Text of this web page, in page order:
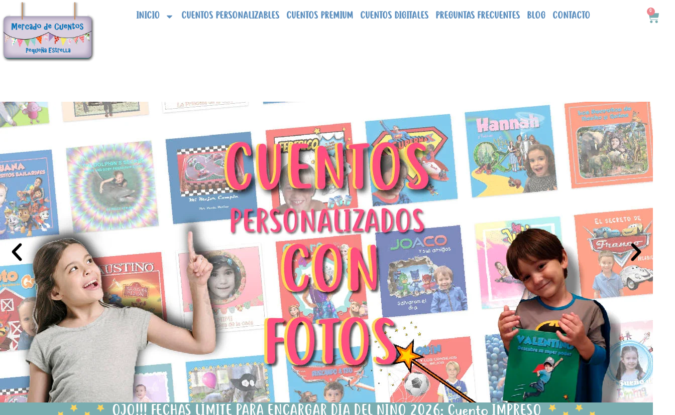
al
contenido
INICIO CUENTOS PERSONALIZABLES CUENTOS PREMIUM CUENTOS DIGITALES PREGUNTAS FRECUENTES BLOG CONTACTO 0